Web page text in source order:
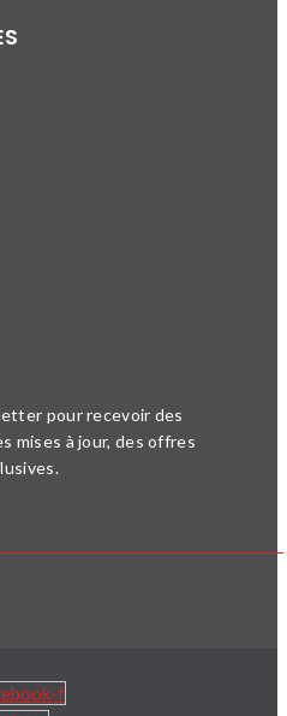
pour recevoir des
mises à jour, des offres
f